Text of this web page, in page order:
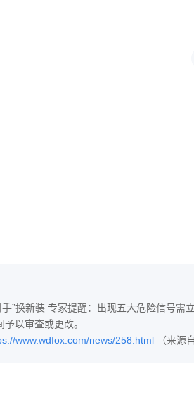
手”换新装 专家提醒：出现五大危险信号
以审查或更改。
www.wdfox.com/news/258.html （来源自